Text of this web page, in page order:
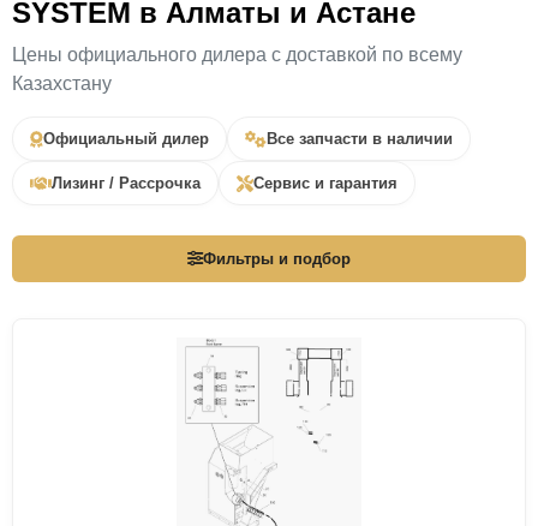
SYSTEM в Алматы и Астане
Цены официального дилера с доставкой по всему
Казахстану
Официальный дилер Все запчасти в наличии
Лизинг / Рассрочка Сервис и гарантия
Фильтры и подбор